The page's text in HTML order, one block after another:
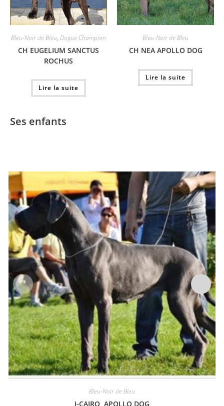
Bleu-Noir de Bleu, Dogue Champion
CH EUGELIUM SANCTUS
ROCHUS
Lire la suite
Bleu-Noir de Bleu
CH NEA APOLLO DOG
Lire la suite
Ses enfants
Bleu-Noir de Bleu
J-CAIRO APOLLO DOG